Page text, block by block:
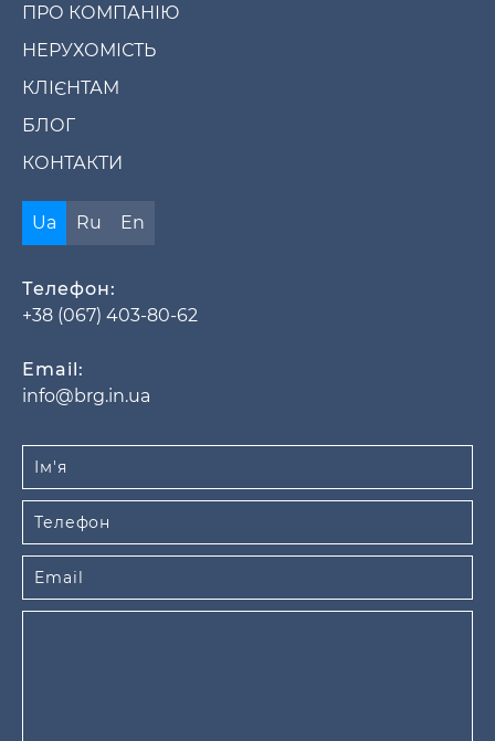
ПРО КОМПАНІЮ
НЕРУХОМІСТЬ
КЛІЄНТАМ
БЛОГ
КОНТАКТИ
Ua Ru En
Телефон:
+38 (067) 403-80-62
Email:
info@brg.in.ua